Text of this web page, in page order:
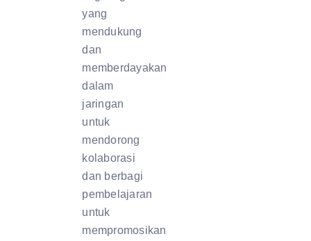
yang
mendukung
dan
memberdayakan
dalam
jaringan
untuk
mendorong
kolaborasi
dan berbagi
pembelajaran
untuk
mempromosikan